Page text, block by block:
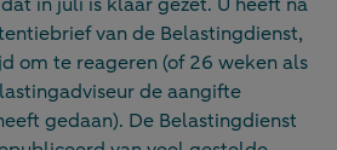
van de Belastingdienst,
om te reageren (of 26 weken als
de aangifte
gedaan). De Belastingdienst